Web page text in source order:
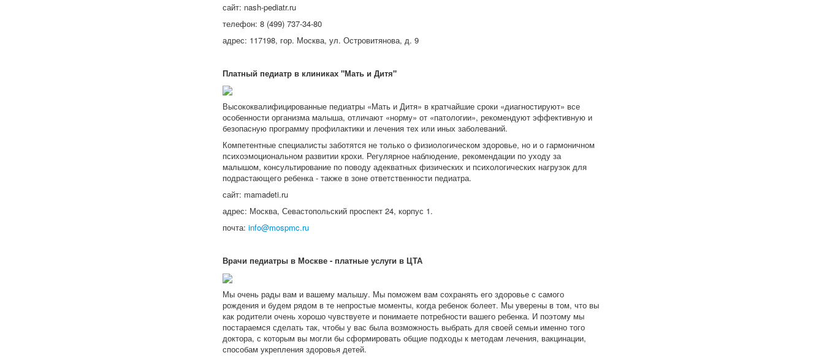
сайт: nash-pediatr.ru
телефон: 8 (499) 737-34-80
адрес: 117198, гор. Москва, ул. Островитянова, д. 9
Платный педиатр в клиниках "Мать и Дитя"
Высококвалифицированные педиатры «Мать и Дитя» в кратчайшие сроки «диагностируют» все
особенности организма малыша, отличают «норму» от «патологии», рекомендуют эффективную и
безопасную программу профилактики и лечения тех или иных заболеваний.
Компетентные специалисты заботятся не только о физиологическом здоровье, но и о гармоничном
психоэмоциональном развитии крохи. Регулярное наблюдение, рекомендации по уходу за
малышом, консультирование по поводу адекватных физических и психологических нагрузок для
подрастающего ребенка - также в зоне ответственности педиатра.
сайт: mamadeti.ru
адрес: Москва, Севастопольский проспект 24, корпус 1.
почта: info@mospmc.ru
Врачи педиатры в Москве - платные услуги в ЦТА
Мы очень рады вам и вашему малышу. Мы поможем вам сохранять его здоровье с самого
рождения и будем рядом в те непростые моменты, когда ребенок болеет. Мы уверены в том, что вы
как родители очень хорошо чувствуете и понимаете потребности вашего ребенка. И поэтому мы
постараемся сделать так, чтобы у вас была возможность выбрать для своей семьи именно того
доктора, с которым вы могли бы сформировать общие подходы к методам лечения, вакцинации,
способам укрепления здоровья детей.